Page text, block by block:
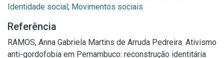
Identidade social; Movimentos sociais
Referência
RAMOS, Anna Gabriela Martins de Arruda Pedreira. Ativismo
anti-gordofobia em Pernambuco: reconstrução identitária